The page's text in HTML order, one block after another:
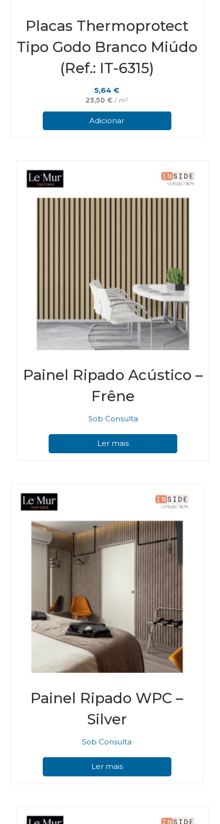
Placas Thermoprotect
Tipo Godo Branco Miúdo
(Ref.: IT-6315)
5,64€
23,50€ / m²
Adicionar
Painel Ripado Acústico –
Frêne
Sob Consulta
Ler mais
Painel Ripado WPC –
Silver
Sob Consulta
Ler mais